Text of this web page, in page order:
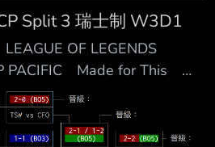
的頭 Mason Zhu AABBCCA
蛋小狗汪汪
大巴黎閃電暗殺狼: 夜奏花
棠珍珠奶茶 (Maple) 蛇老闆
Split 3 瑞士制 W3D1
OF LEGENDS
PACIFIC Made for This
████████ ██
██ ◢██◤ ██ ██
██ ██ ██ ██ ██ ██ █◤